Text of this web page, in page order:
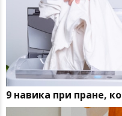
9 навика при пране,